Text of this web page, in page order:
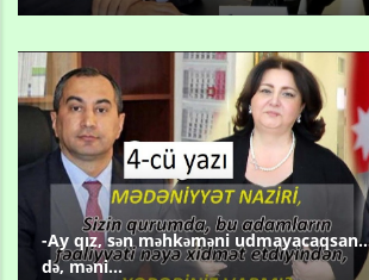
-Ay qız, sən məhkəməni
də, məni...